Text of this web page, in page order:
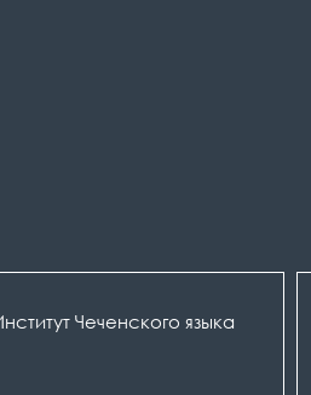
Чеченского языка